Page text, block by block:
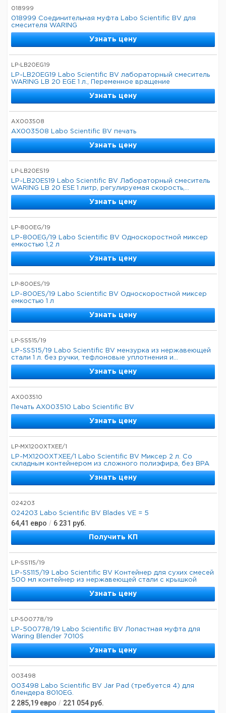
018999
018999 Соединительная муфта Labo Scientific BV для
смесителя WARING
Узнать цену
LP-LB20EG19
LP-LB20EG19 Labo Scientific BV лабораторный смеситель
WARING LB 20 EGE 1 л., Переменное вращение
Узнать цену
AX003508
AX003508 Labo Scientific BV печать
Узнать цену
LP-LB20ES19
LP-LB20ES19 Labo Scientific BV Лабораторный смеситель
WARING LB 20 ESE 1 литр, регулируемая скорость,...
Узнать цену
LP-800EG/19
LP-800EG/19 Labo Scientific BV Односкоростной миксер
емкостью 1,2 л
Узнать цену
LP-800ES/19
LP-800ES/19 Labo Scientific BV Односкоростной миксер
емкостью 1 л
Узнать цену
LP-SS515/19
LP-SS515/19 Labo Scientific BV мензурка из нержавеющей
стали 1 л. без ручки, тефлоновые уплотнения и...
Узнать цену
AX003510
Печать AX003510 Labo Scientific BV
Узнать цену
LP-MX1200XTXEE/1
LP-MX1200XTXEE/1 Labo Scientific BV Миксер 2 л. Со
складным контейнером из сложного полиэфира, без BPA
Узнать цену
024203
024203 Labo Scientific BV Blades VE = 5
64,41 евро / 6 231 руб.
Получить КП
LP-SS115/19
LP-SS115/19 Labo Scientific BV Контейнер для сухих смесей
500 мл контейнер из нержавеющей стали с крышкой
Узнать цену
LP-500778/19
LP-500778/19 Labo Scientific BV Лопастная муфта для
Waring Blender 7010S
Узнать цену
003498
003498 Labo Scientific BV Jar Pad (требуется 4) для
блендера 8010EG.
2 285,19 евро / 221 054 руб.